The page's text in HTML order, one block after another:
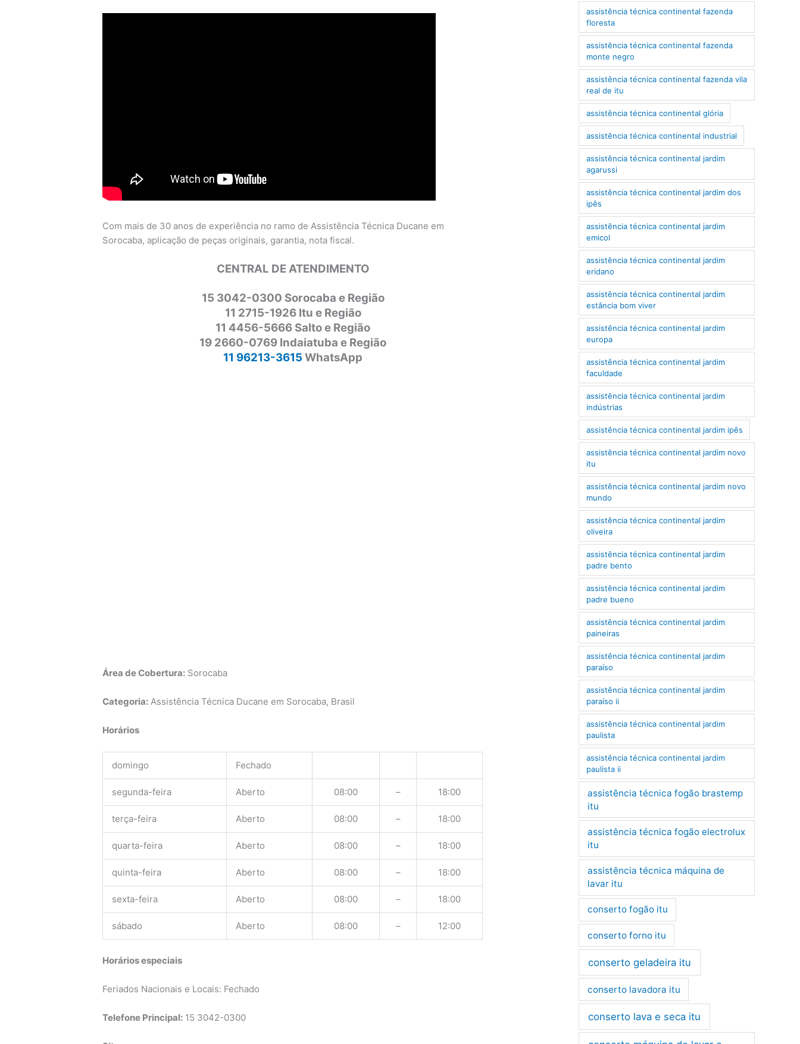
Com mais de 30 anos de experiência no ramo de Assistência Técnica Ducane em
Sorocaba, aplicação de peças originais, garantia, nota fiscal.
CENTRAL DE ATENDIMENTO
15 3042-0300 Sorocaba e Região
11 2715-1926 Itu e Região
11 4456-5666 Salto e Região
19 2660-0769 Indaiatuba e Região
11 96213-3615 WhatsApp
Área de Cobertura: Sorocaba
Categoria: Assistência Técnica Ducane em Sorocaba, Brasil
Horários
domingo Fechado
segunda-feira Aberto 08:00 – 18:00
terça-feira Aberto 08:00 – 18:00
quarta-feira Aberto 08:00 – 18:00
quinta-feira Aberto 08:00 – 18:00
sexta-feira Aberto 08:00 – 18:00
sábado Aberto 08:00 – 12:00
Horários especiais
Feriados Nacionais e Locais: Fechado
Telefone Principal: 15 3042-0300
assistência técnica continental fazenda
floresta
assistência técnica continental fazenda
monte negro
assistência técnica continental fazenda vila
real de itu
assistência técnica continental glória
assistência técnica continental industrial
assistência técnica continental jardim
agarussi
assistência técnica continental jardim dos
ipês
assistência técnica continental jardim
emicol
assistência técnica continental jardim
eridano
assistência técnica continental jardim
estância bom viver
assistência técnica continental jardim
europa
assistência técnica continental jardim
faculdade
assistência técnica continental jardim
indústrias
assistência técnica continental jardim ipês
assistência técnica continental jardim novo
itu
assistência técnica continental jardim novo
mundo
assistência técnica continental jardim
oliveira
assistência técnica continental jardim
padre bento
assistência técnica continental jardim
padre bueno
assistência técnica continental jardim
paineiras
assistência técnica continental jardim
paraíso
assistência técnica continental jardim
paraíso ii
assistência técnica continental jardim
paulista
assistência técnica continental jardim
paulista ii
assistência técnica fogão brastemp
itu
assistência técnica fogão electrolux
itu
assistência técnica máquina de
lavar itu
conserto fogão itu
conserto forno itu
conserto geladeira itu
conserto lavadora itu
conserto lava e seca itu